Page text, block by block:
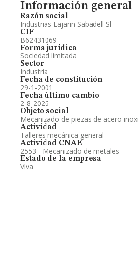
Información general
Razón social
Industrias Lajarin Sabadell Sl
CIF
B62431069
Forma jurídica
Sociedad limitada
Sector
Industria
Fecha de constitución
29-1-2001
Fecha último cambio
2-8-2026
Objeto social
Mecanizado de piezas de acero
Actividad
Talleres mecánica general
Actividad CNAE
2553 - Mecanizado de metales
Estado de la empresa
Viva